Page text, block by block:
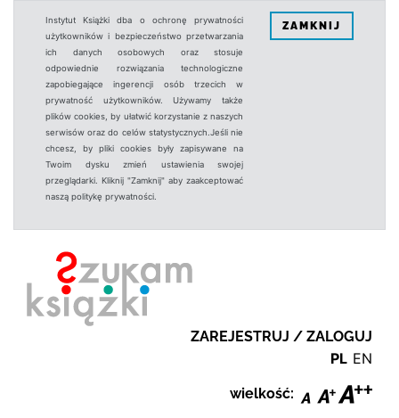
Instytut Książki dba o ochronę prywatności
użytkowników i bezpieczeństwo przetwarzania
ich danych osobowych oraz stosuje
odpowiednie rozwiązania technologiczne
zapobiegające ingerencji osób trzecich w
prywatność użytkowników. Używamy także
plików cookies, by ułatwić korzystanie z naszych
serwisów oraz do celów statystycznych.Jeśli nie
chcesz, by pliki cookies były zapisywane na
Twoim dysku zmień ustawienia swojej
przeglądarki. Kliknij "Zamknij" aby zaakceptować
naszą politykę prywatności.
ZAMKNIJ
ZAREJESTRUJ / ZALOGUJ
PL EN
wielkość: